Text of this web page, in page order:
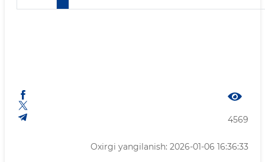
4569
Oxirgi yangilanish: 2026-01-06 16:36:33